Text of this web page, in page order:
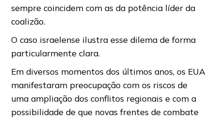
sempre coincidem com as da potência líder da
coalizão.
O caso israelense ilustra esse dilema de forma
particularmente clara.
Em diversos momentos dos últimos anos, os EUA
manifestaram preocupação com os riscos de
uma ampliação dos conflitos regionais e com a
possibilidade de que novas frentes de combate